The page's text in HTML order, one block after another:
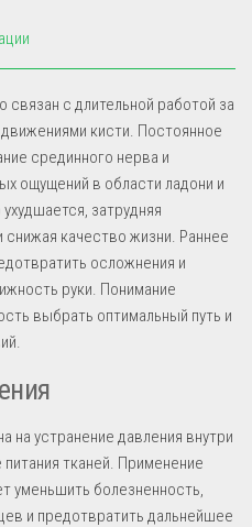
с длительной работой за
кисти. Постоянное
срединного нерва и
ощущений в области ладони и
затрудняя
качество жизни. Раннее
осложнения и
руки. Понимание
выбрать оптимальный путь и
на устранение давления внутри
тканей. Применение
уменьшить болезненность,
и предотвратить дальнейшее